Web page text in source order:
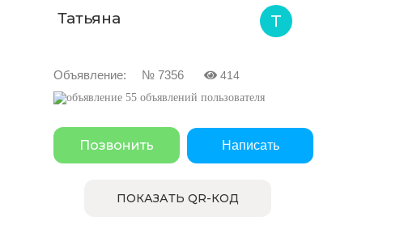
Татьяна Т
Объявление: № 7356 414
55 объявлений пользователя
Позвонить Написать
ПОКАЗАТЬ QR-КОД